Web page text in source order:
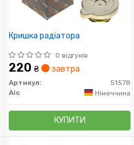
Кришка радіатора
0 відгуків
220 ₴ завтра
Артикул:
51578
Aic
Німеччина
КУПИТИ